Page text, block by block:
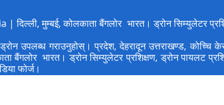
दिल्ली, मुम्बई, कोलकाता बैंगलोर भारत। ड्रोन
उपलब्ध गराउनुहोस्। प्रदेश, देहरादून उत्तराखण्ड,
बैंगलोर भारत। ड्रोन सिम्युलेटर प्रशिक्षण, ड्रोन पायलट
फोर्ज।